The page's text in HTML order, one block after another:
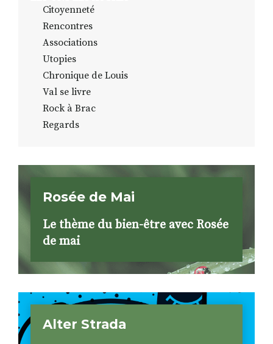
Citoyenneté
Rencontres
Associations
Utopies
Chronique de Louis
Val se livre
Rock à Brac
Regards
Rosée de Mai
Le thème du bien-être avec Rosée
de mai
Alter Strada